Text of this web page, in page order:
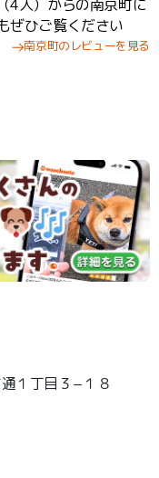
4人）からの南京町に
ぜひご覧ください
南京町のレビューを見る
１丁目３−１８